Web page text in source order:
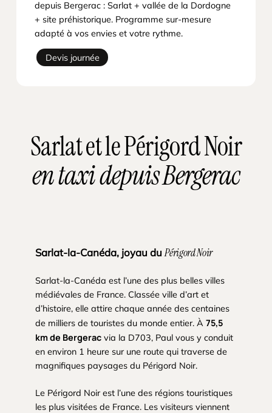
depuis Bergerac : Sarlat + vallée de la Dordogne
+ site préhistorique. Programme sur-mesure
adapté à vos envies et votre rythme.
Devis journée
Sarlat et le Périgord Noir
en taxi depuis Bergerac
Sarlat-la-Canéda, joyau duPérigord Noir
Sarlat-la-Canéda est l’une des plus belles villes
médiévales de France. Classée ville d’art et
d’histoire, elle attire chaque année des centaines
de milliers de touristes du monde entier. À75,5
km de Bergerac via la D703, Paul vous y conduit
en environ 1 heure sur une route qui traverse de
magnifiques paysages du Périgord Noir.
Le Périgord Noir est l’une des régions touristiques
les plus visitées de France. Les visiteurs viennent